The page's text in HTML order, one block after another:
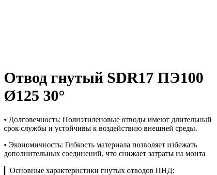
Отвод гнутый SDR17 ПЭ100
Ø125 30°
• Долговечность: Полиэтиленовые отводы имеют длительный
срок службы и устойчивы к воздействию внешней среды.
• Экономичность: Гибкость материала позволяет избежать
дополнительных соединений, что снижает затраты на монта
▎Основные характеристики гнутых отводов ПНД: